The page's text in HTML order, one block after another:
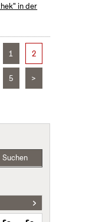
in der
1 2
5 >
Suchen